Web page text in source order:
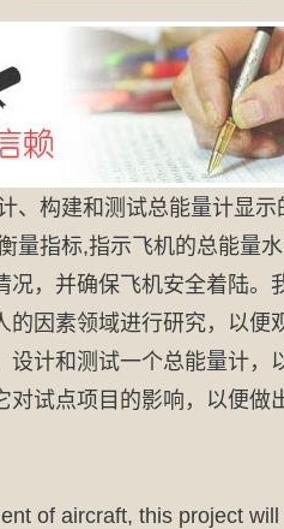
、构建和测试总能量计显
指标,指示飞机的总能量
，并确保飞机安全着陆
因素领域进行研究，以
计和测试一个总能量计
试点项目的影响，以便
of aircraft, this project